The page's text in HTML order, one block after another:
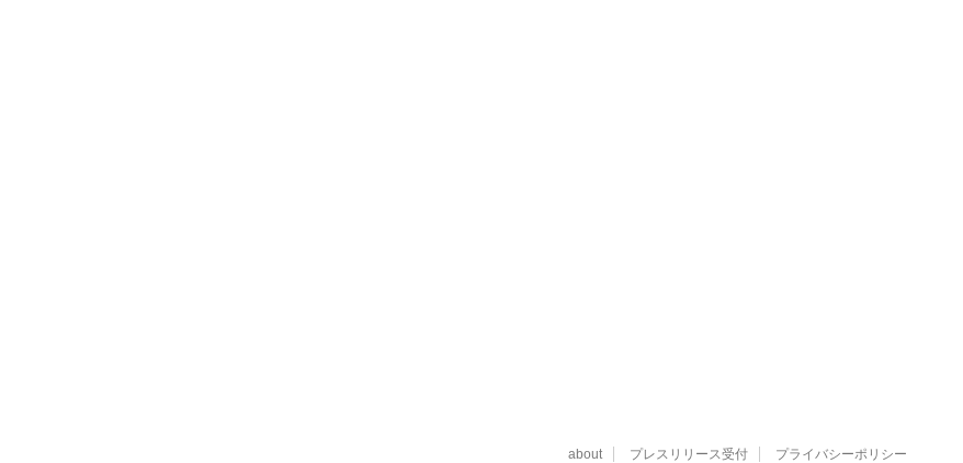
about プレスリリース受付 プライバシーポリシー